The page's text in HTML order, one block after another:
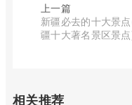
上一篇
新疆必去的十大景
疆十大著名景区景
相关推荐